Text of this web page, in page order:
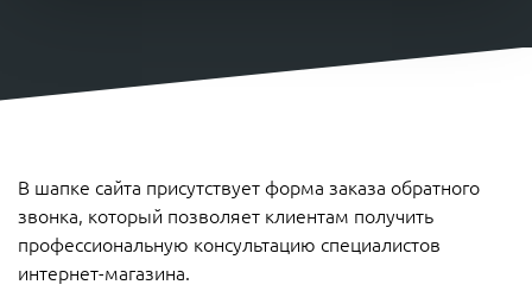
В шапке сайта присутствует форма заказа обратного
звонка, который позволяет клиентам получить
профессиональную консультацию специалистов
интернет-магазина.